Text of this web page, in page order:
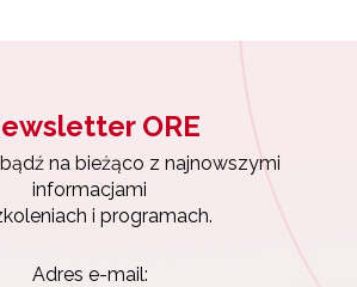
ORE
na bieżąco z najnowszymi
informacjami
i programach.
Adres e-mail:
ORE
na bieżąco z najnowszymi
programach.